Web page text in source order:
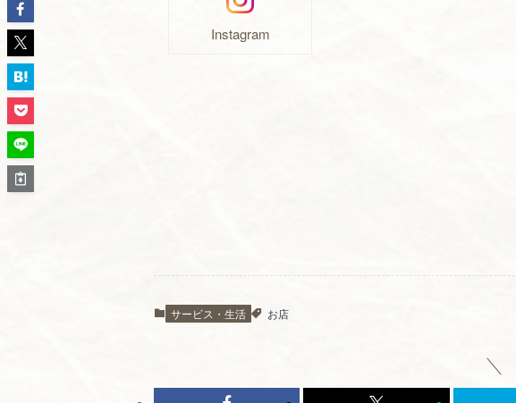
Instagram
サービス・生活 お店